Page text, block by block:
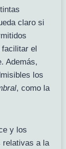
claro si
el
Además,
los
, como la
y los
relativas a la